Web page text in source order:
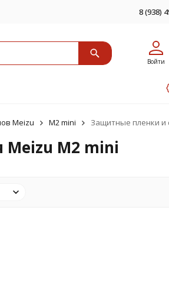
8 (938)
Войти
Meizu M2 mini Защитные пленки и
M2 mini